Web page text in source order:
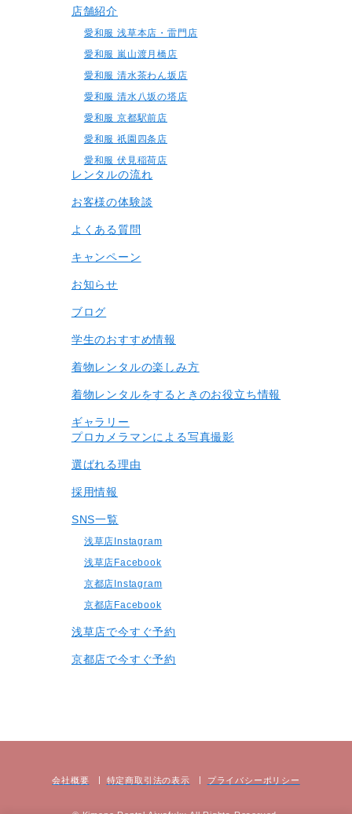
店舗紹介
愛和服 浅草本店・雷門店
愛和服 嵐山渡月橋店
愛和服 清水茶わん坂店
愛和服 清水八坂の塔店
愛和服 京都駅前店
愛和服 祇園四条店
愛和服 伏見稲荷店
レンタルの流れ
お客様の体験談
よくある質問
キャンペーン
お知らせ
ブログ
学生のおすすめ情報
着物レンタルの楽しみ⽅
着物レンタルをするときのお役立ち情報
ギャラリー
プロカメラマンによる写真撮影
選ばれる理由
採用情報
SNS一覧
浅草店Instagram
浅草店Facebook
京都店Instagram
京都店Facebook
浅草店で今すぐ予約
京都店で今すぐ予約
会社概要 特定商取引法の表⽰ プライバシーポリシー